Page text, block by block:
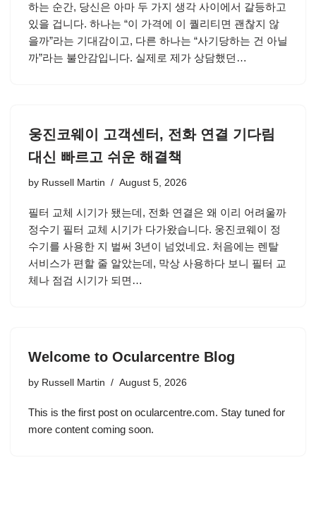
하는 순간, 당신은 아마 두 가지 생각 사이에서 갈등하고
있을 겁니다. 하나는 “이 가격에 이 퀄리티면 괜찮지 않
을까”라는 기대감이고, 다른 하나는 “사기당하는 건 아닐
까”라는 불안감입니다. 실제로 제가 상담했던…
웅진코웨이 고객센터, 전화 연결 기다림
대신 빠르고 쉬운 해결책
by Russell Martin August 5, 2026
필터 교체 시기가 됐는데, 전화 연결은 왜 이리 어려울까
정수기 필터 교체 시기가 다가왔습니다. 웅진코웨이 정
수기를 사용한 지 벌써 3년이 넘었네요. 처음에는 렌탈
서비스가 편할 줄 알았는데, 막상 사용하다 보니 필터 교
체나 점검 시기가 되면…
Welcome to Ocularcentre Blog
by Russell Martin August 5, 2026
This is the first post on ocularcentre.com. Stay tuned for
more content coming soon.